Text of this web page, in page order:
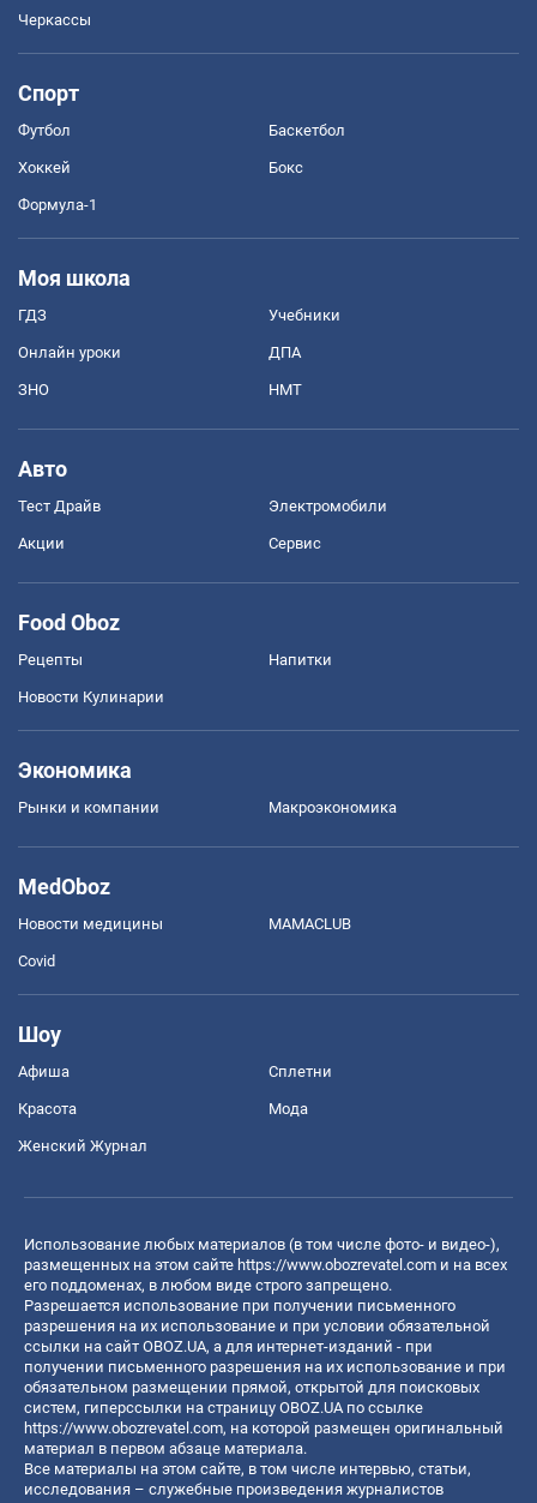
Черкассы
Спорт
Футбол Баскетбол
Хоккей Бокс
Формула-1
Моя школа
ГДЗ Учебники
Онлайн уроки ДПА
ЗНО НМТ
Авто
Тест Драйв Электромобили
Акции Сервис
Food Oboz
Рецепты Напитки
Новости Кулинарии
Экономика
Рынки и компании Mакроэкономика
MedOboz
Новости медицины MAMACLUB
Covid
Шоу
Афиша Сплетни
Красота Мода
Женский Журнал
Использование любых материалов (в том числе фото- и видео-),
размещенных на этом сайте https://www.obozrevatel.com и на всех
его поддоменах, в любом виде строго запрещено.
Разрешается использование при получении письменного
разрешения на их использование и при условии обязательной
ссылки на сайт OBOZ.UA, а для интернет-изданий - при
получении письменного разрешения на их использование и при
обязательном размещении прямой, открытой для поисковых
систем, гиперссылки на страницу OBOZ.UA по ссылке
https://www.obozrevatel.com, на которой размещен оригинальный
материал в первом абзаце материала.
Все материалы на этом сайте, в том числе интервью, статьи,
исследования – служебные произведения журналистов